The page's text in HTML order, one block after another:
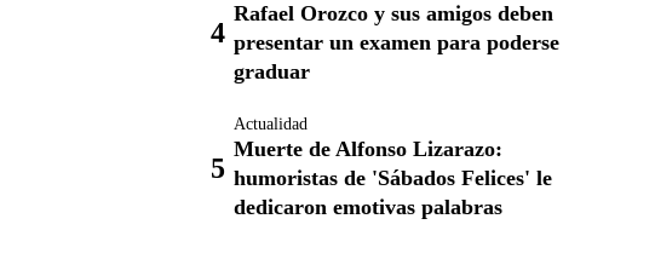
Rafael Orozco y sus amigos deben
presentar un examen para poderse
graduar
Actualidad
Muerte de Alfonso Lizarazo:
humoristas de 'Sábados Felices' le
dedicaron emotivas palabras